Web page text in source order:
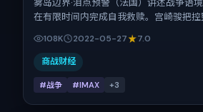
雾岛边界·泪点预警（法国）讲述战争语
在有限时间内完成自我救赎。宫崎骏把
的表演层次丰富。影片定于 2022-05-27
网络平台，春季档公映，片长130分钟。
108K 2022-05-27 7.0
商战财经
#战争 #IMAX +3